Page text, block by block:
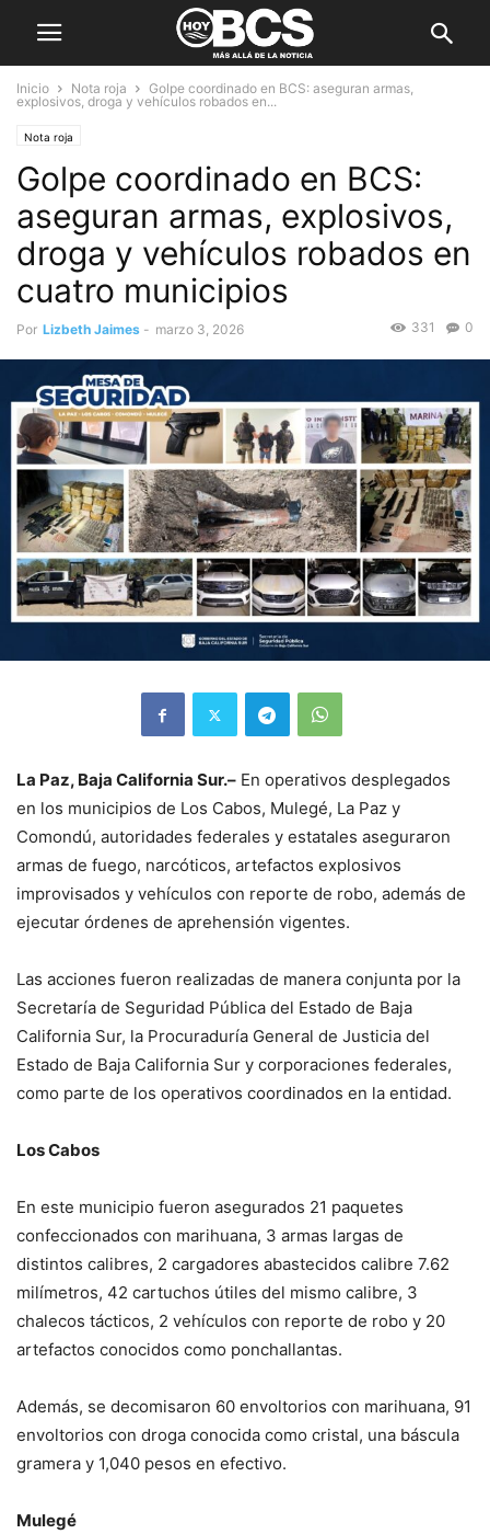
Inicio Nota roja
Golpe coordinado en BCS: aseguran armas,
explosivos, droga y vehículos robados en...
Nota roja
Golpe coordinado en BCS:
aseguran armas, explosivos,
droga y vehículos robados en
cuatro municipios
Por Lizbeth Jaimes - marzo 3, 2026 0
331
La Paz, Baja California Sur.– En operativos desplegados
en los municipios de Los Cabos, Mulegé, La Paz y
Comondú, autoridades federales y estatales aseguraron
armas de fuego, narcóticos, artefactos explosivos
improvisados y vehículos con reporte de robo, además de
ejecutar órdenes de aprehensión vigentes.
Las acciones fueron realizadas de manera conjunta por la
Secretaría de Seguridad Pública del Estado de Baja
California Sur, la Procuraduría General de Justicia del
Estado de Baja California Sur y corporaciones federales,
como parte de los operativos coordinados en la entidad.
Los Cabos
En este municipio fueron asegurados 21 paquetes
confeccionados con marihuana, 3 armas largas de
distintos calibres, 2 cargadores abastecidos calibre 7.62
milímetros, 42 cartuchos útiles del mismo calibre, 3
chalecos tácticos, 2 vehículos con reporte de robo y 20
artefactos conocidos como ponchallantas.
Además, se decomisaron 60 envoltorios con marihuana, 91
envoltorios con droga conocida como cristal, una báscula
gramera y 1,040 pesos en efectivo.
Mulegé